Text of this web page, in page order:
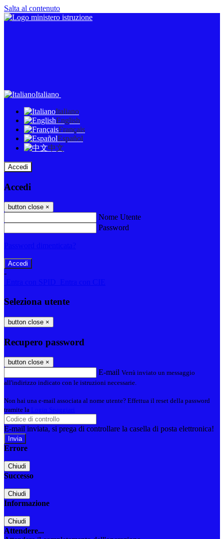
Salta al contenuto
Italiano
Italiano
English
Français
Español
中文
Accedi
Accedi
button close ×
Nome Utente
Password
-
Seleziona utente
button close ×
Recupero password
button close ×
E-mail Verrà inviato un messaggio
all'indirizzo indicato con le istruzioni necessarie.
Non hai una e-mail associata al nome utente? Effettua il reset della password
tramite la
E-mail inviata, si prega di controllare la casella di posta elettronica!
Errore
Chiudi
Successo
Chiudi
Informazione
Chiudi
Attendere...